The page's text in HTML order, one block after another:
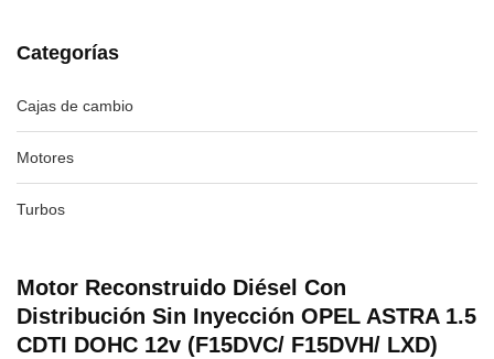
Categorías
Cajas de cambio
Motores
Turbos
Motor Reconstruido Diésel Con
Distribución Sin Inyección OPEL ASTRA 1.5
CDTI DOHC 12v (F15DVC/ F15DVH/ LXD)